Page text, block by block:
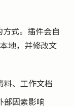
式。插件会自
地，并修改文
料、工作文档
部因素影响